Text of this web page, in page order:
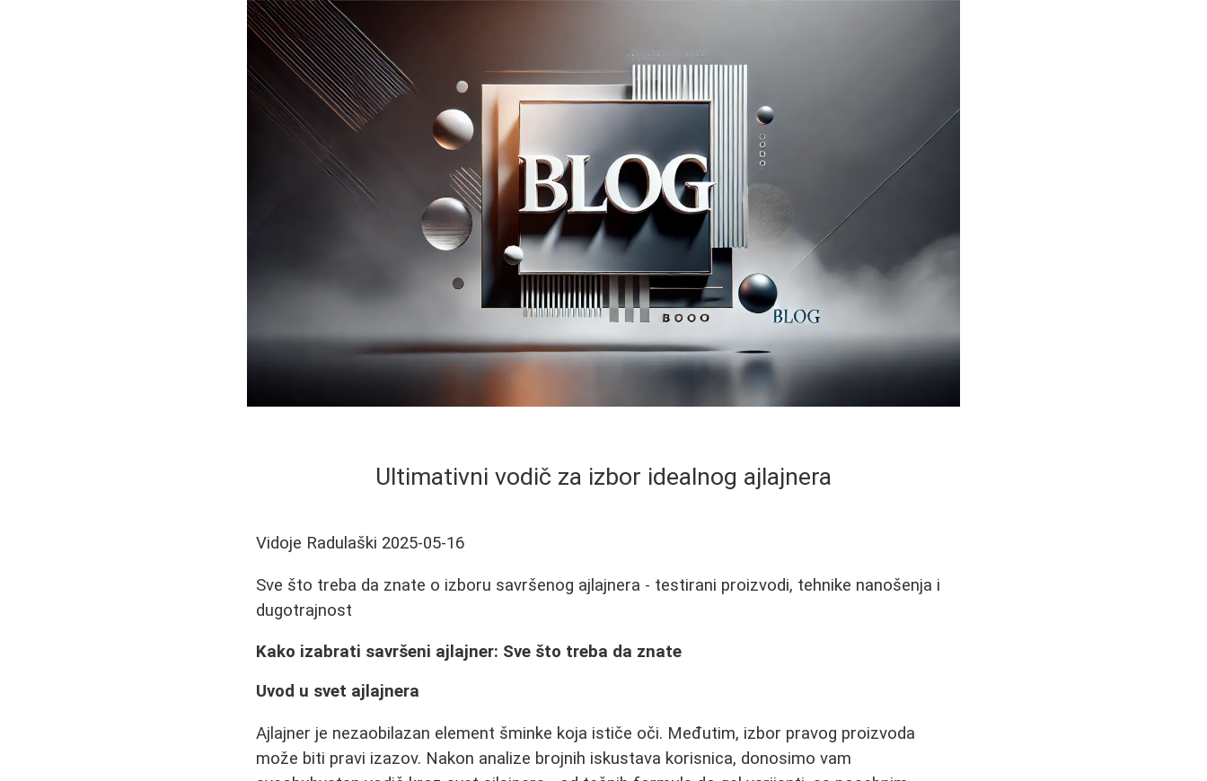
Ultimativni vodič za izbor idealnog ajlajnera
Vidoje Radulaški 2025-05-16
Sve što treba da znate o izboru savršenog ajlajnera - testirani proizvodi, tehnike nanošenja i
dugotrajnost
Kako izabrati savršeni ajlajner: Sve što treba da znate
Uvod u svet ajlajnera
Ajlajner je nezaobilazan element šminke koja ističe oči. Međutim, izbor pravog proizvoda
može biti pravi izazov. Nakon analize brojnih iskustava korisnica, donosimo vam